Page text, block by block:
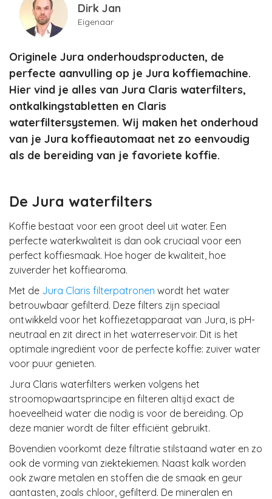
Dirk Jan
Eigenaar
Originele Jura onderhoudsproducten, de
perfecte aanvulling op je Jura koffiemachine.
Hier vind je alles van Jura Claris waterfilters,
ontkalkingstabletten en Claris
waterfiltersystemen. Wij maken het onderhoud
van je Jura koffieautomaat net zo eenvoudig
als de bereiding van je favoriete koffie.
De Jura waterfilters
Koffie bestaat voor een groot deel uit water. Een
perfecte waterkwaliteit is dan ook cruciaal voor een
perfect koffiesmaak. Hoe hoger de kwaliteit, hoe
zuiverder het koffiearoma.
Met de Jura Claris filterpatronen wordt het water
betrouwbaar gefilterd. Deze filters zijn speciaal
ontwikkeld voor het koffiezetapparaat van Jura, is pH-
neutraal en zit direct in het waterreservoir. Dit is het
optimale ingrediënt voor de perfecte koffie: zuiver water
voor puur genieten.
Jura Claris waterfilters werken volgens het
stroomopwaartsprincipe en filteren altijd exact de
hoeveelheid water die nodig is voor de bereiding. Op
deze manier wordt de filter efficiënt gebruikt.
Bovendien voorkomt deze filtratie stilstaand water en zo
ook de vorming van ziektekiemen. Naast kalk worden
ook zware metalen en stoffen die de smaak en geur
aantasten, zoals chloor, gefilterd. De mineralen en